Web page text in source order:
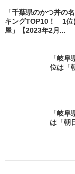
「千葉県のかつ丼の
キングTOP10！ 1位
屋」【2023年2月...
「岐
位は「
「岐
は「朝